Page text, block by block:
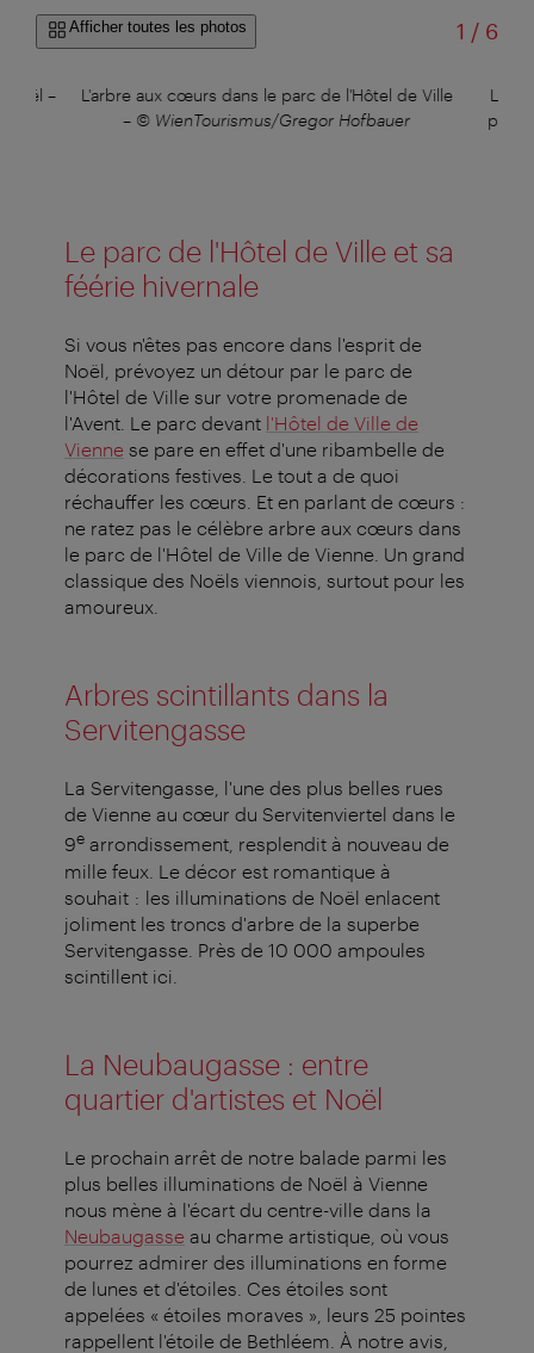
Afficher toutes les photos 1 /sur
6
Noël –
L'arbre aux cœurs dans le parc de l'Hôtel de Ville
– © WienTourismus/Gregor Hofbauer
La «
porte
Le parc de l'Hôtel de Ville et sa
féérie hivernale
Si vous n'êtes pas encore dans l'esprit de
Noël, prévoyez un détour par le parc de
l'Hôtel de Ville sur votre promenade de
l'Avent. Le parc devant l'Hôtel de Ville de
Vienne se pare en effet d'une ribambelle de
décorations festives. Le tout a de quoi
réchauffer les cœurs. Et en parlant de cœurs :
ne ratez pas le célèbre arbre aux cœurs dans
le parc de l'Hôtel de Ville de Vienne. Un grand
classique des Noëls viennois, surtout pour les
amoureux.
Arbres scintillants dans la
Servitengasse
La Servitengasse, l'une des plus belles rues
de Vienne au cœur du Servitenviertel dans le
9e arrondissement, resplendit à nouveau de
mille feux. Le décor est romantique à
souhait : les illuminations de Noël enlacent
joliment les troncs d'arbre de la superbe
Servitengasse. Près de 10 000 ampoules
scintillent ici.
La Neubaugasse : entre
quartier d'artistes et Noël
Le prochain arrêt de notre balade parmi les
plus belles illuminations de Noël à Vienne
nous mène à l'écart du centre-ville dans la
Neubaugasse au charme artistique, où vous
pourrez admirer des illuminations en forme
de lunes et d'étoiles. Ces étoiles sont
appelées « étoiles moraves », leurs 25 pointes
rappellent l'étoile de Bethléem. À notre avis,